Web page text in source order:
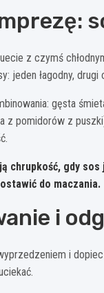
z czymś
jeden łagodny, drugi
gęsta
z pomidorów z
chrupkość, gdy
do maczania.
i
i